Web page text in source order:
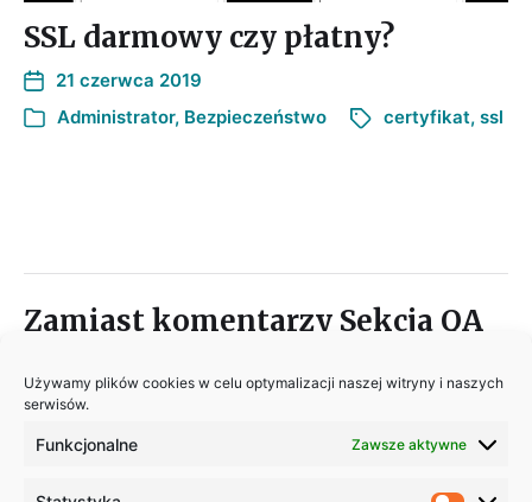
Używamy plików cookies w celu optymalizacji naszej witryny i naszych
serwisów.
Funkcjonalne Zawsze aktywne
SSL darmowy czy płatny?
21 czerwca 2019
Administrator, Bezpieczeństwo certyfikat, ssl
Zamiast komentarzy Sekcja QA
Sekcja QAzawiera wątek do każdego posta.
Dzięki takiemu rozwiązaniu będziemy mieć
łatwiejszy kontakt, zwłaszcza jeśli pojawią się